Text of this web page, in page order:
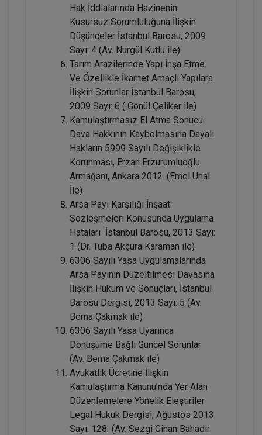
Çocuk Hukuku - IV. Medeni Hukuk
Kongresi - V. Oturum
360 TL Sepete Ekle
Tüketici Hukuku Enstitüsü
Boşanma Hukuku - IV. Medeni Hukuk
Kongresi - III. Oturum
360 TL Sepete Ekle
Tüketici Hukuku Enstitüsü
Hak İddialarında Hazinenin
Kusursuz Sorumluluğuna İlişkin
Düşünceler İstanbul Barosu, 2009
Sayı: 4 (Av. Nurgül Kutlu ile)
Tarım Arazilerinde Yapı İnşa Etme
Ve Özellikle İkamet Amaçlı Yapılara
İlişkin Sorunlar İstanbul Barosu,
2009 Sayı: 6 ( Gönül Çeliker ile)
Kamulaştırmasız El Atma Sonucu
Dava Hakkının Kaybolmasına Dayalı
Hakların 5999 Sayılı Değişiklikle
Korunması, Erzan Erzurumluoğlu
Armağanı, Ankara 2012. (Emel Ünal
İle)
Arsa Payı Karşılığı İnşaat
Sözleşmeleri Konusunda Uygulama
Hataları İstanbul Barosu, 2013 Sayı:
1 (Dr. Tuba Akçura Karaman ile)
6306 Sayılı Yasa Uygulamalarında
Arsa Payının Düzeltilmesi Davasına
İlişkin Hüküm ve Sonuçları, İstanbul
Barosu Dergisi, 2013 Sayı: 5 (Av.
Berna Çakmak ile)
6306 Sayılı Yasa Uyarınca
Dönüşüme Bağlı Güncel Sorunlar
(Av. Berna Çakmak ile)
Avukatlık Ücretine İlişkin
Kamulaştırma Kanunu’nda Yer Alan
Düzenlemelere Yönelik Eleştiriler
Legal Hukuk Dergisi, Ağustos 2013
Sayı: 128 (Av. Sezgi Cihan Bahadır